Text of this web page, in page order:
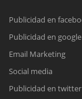
Publicidad en
Publicidad en google
Email Marketing
Social media
Publicidad en twitter